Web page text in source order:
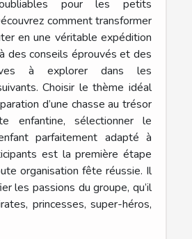
pour les petits
comment transformer
en une véritable expédition
des conseils éprouvés et des
à explorer dans les
Choisir le thème idéal
d’une chasse au trésor
enfantine, sélectionner le
parfaitement adapté à
est la première étape
organisation fête réussie. Il
les passions du groupe, qu’il
princesses, super-héros,